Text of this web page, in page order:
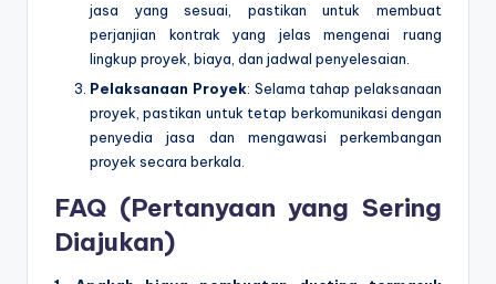
jasa yang sesuai, pastikan untuk membuat
perjanjian kontrak yang jelas mengenai ruang
lingkup proyek, biaya, dan jadwal penyelesaian.
Pelaksanaan Proyek: Selama tahap pelaksanaan
proyek, pastikan untuk tetap berkomunikasi dengan
penyedia jasa dan mengawasi perkembangan
proyek secara berkala.
FAQ (Pertanyaan yang Sering
Diajukan)